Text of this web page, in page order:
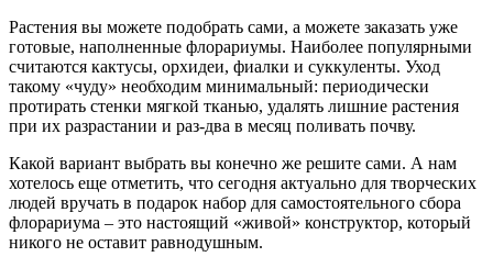
Растения вы можете подобрать сами, а можете заказать уже
готовые, наполненные флорариумы. Наиболее популярными
считаются кактусы, орхидеи, фиалки и суккуленты. Уход
такому «чуду» необходим минимальный: периодически
протирать стенки мягкой тканью, удалять лишние растения
при их разрастании и раз-два в месяц поливать почву.
Какой вариант выбрать вы конечно же решите сами. А нам
хотелось еще отметить, что сегодня актуально для творческих
людей вручать в подарок набор для самостоятельного сбора
флорариума – это настоящий «живой» конструктор, который
никого не оставит равнодушным.